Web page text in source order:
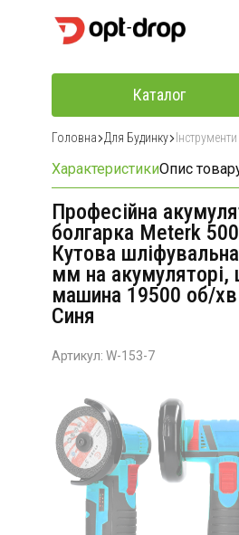
Каталог
Головна Для Будинку Інструменти
ХарактеристикиОпис
Професійна
болгарка Meterk
Кутова
мм на акумуляторі,
машина 19500 об/хв
Синя
Артикул: W-153-7